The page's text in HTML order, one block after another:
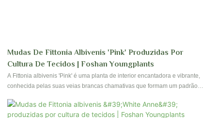
Mudas De Fittonia Albivenis 'Pink' Produzidas Por
Cultura De Tecidos | Foshan Youngplants
A Fittonia albivenis 'Pink' é uma planta de interior encantadora e vibrante,
conhecida pelas suas veias brancas chamativas que formam um padrão
rosa-avermelhado.